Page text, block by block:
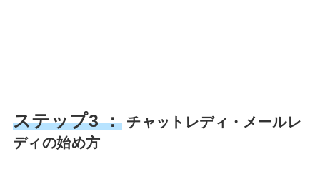
ステップ3 ：チャットレディ・メールレ
ディの始め方